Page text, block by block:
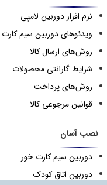
نرم افزار دوربین لامپی
ویدئوهای دوربین سیم
روش‌های ارسال کالا
شرایط گارانتی محصولات
روش‌های پرداخت
قوانین مرجوعی کالا
نصب آسان
دوربین سیم کارت خور
دوربین اتاق کودک